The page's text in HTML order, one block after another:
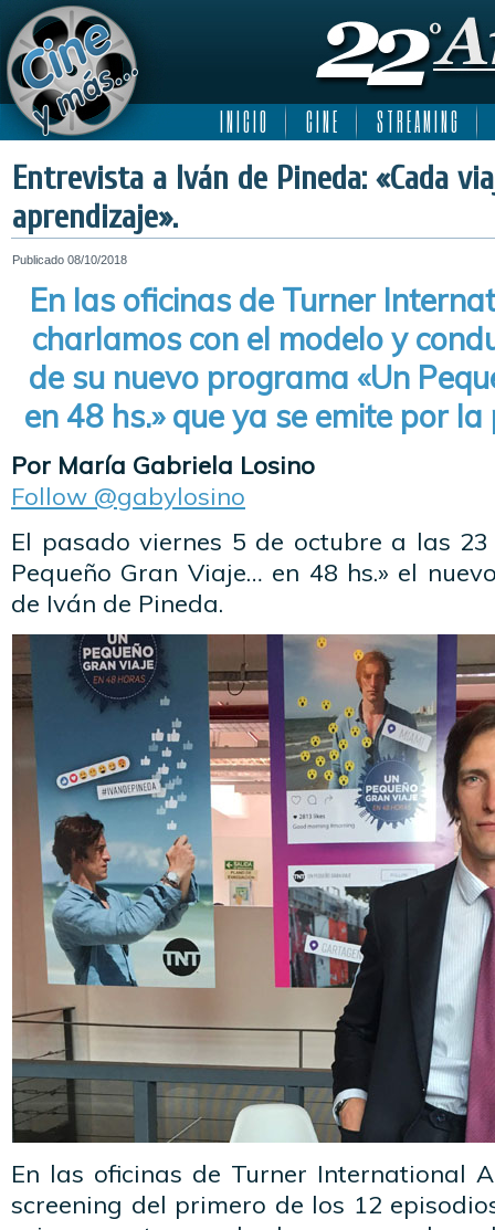
I N I C I O C I N E S T R E A M I N G
Entrevista a Iván de Pineda: «Cada
aprendizaje».
Publicado 08/10/2018
En las oficinas de Turner
charlamos con el modelo y
de su nuevo programa «Un
en 48 hs.» que ya se emite por
Por María Gabriela Losino
Follow @gabylosino
El pasado viernes 5 de octubre a las 23
Pequeño Gran Viaje… en 48 hs.» el
de Iván de Pineda.
En las oficinas de Turner International
screening del primero de los 12